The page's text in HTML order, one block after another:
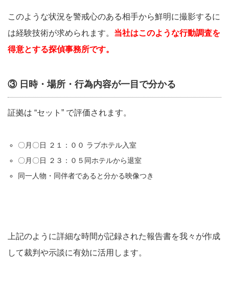
このような状況を警戒心のある相手から鮮明に撮影するに
は経験技術が求められます。 当社はこのような行動調査を
得意とする探偵事務所です。
③ 日時・場所・行為内容が一目で分かる
証拠は “セット” で評価されます。
〇月〇日 ２１：００ ラブホテル入室
〇月〇日 ２３：０５同ホテルから退室
同一人物・同伴者であると分かる映像つき
上記のように詳細な時間が記録された報告書を我々が作成
して裁判や示談に有効に活用します。